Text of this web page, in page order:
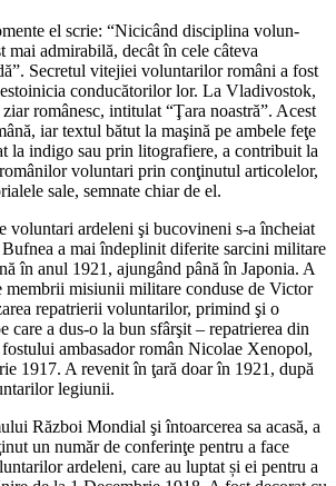
el scrie: “Nicicând disciplina volun­
mai admirabilă, decât în cele câteva
Secretul vitejiei voluntarilor români a fost
conducătorilor lor. La Vladivostok,
românesc, intitulat “Ţara noastră”. Acest
iar textul bătut la maşină pe ambele feţe
la indigo sau prin litografiere, a contribuit la
voluntari prin conţinutul articolelor,
sale, semnate chiar de el.
voluntari ardeleni şi bucovineni s-a încheiat
a mai îndeplinit diferite sarcini militare
în anul 1921, ajungând până în Japonia. A
membrii misiunii militare conduse de Victor
repatrierii voluntarilor, primind şi o
care a dus-o la bun sfârşit – repatrierea din
ambasador român Nicolae Xenopol,
1917. A revenit în ţară doar în 1921, după
legiunii.
Război Mondial şi întoarcerea sa acasă, a
un număr de conferinţe pentru a face
ardeleni, care au luptat și ei pentru a